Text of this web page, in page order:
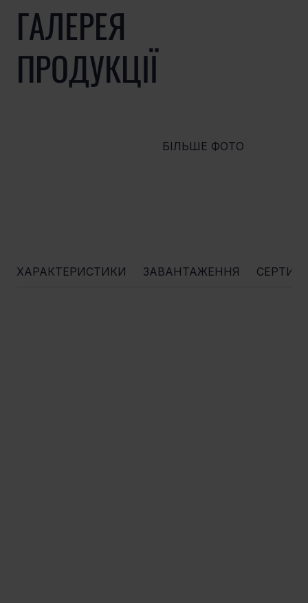
ГАЛЕРЕЯ
ПРОДУКЦІЇ
БІЛЬШЕ ФОТО
ХАРАКТЕРИСТИКИ ЗАВАНТАЖЕННЯ